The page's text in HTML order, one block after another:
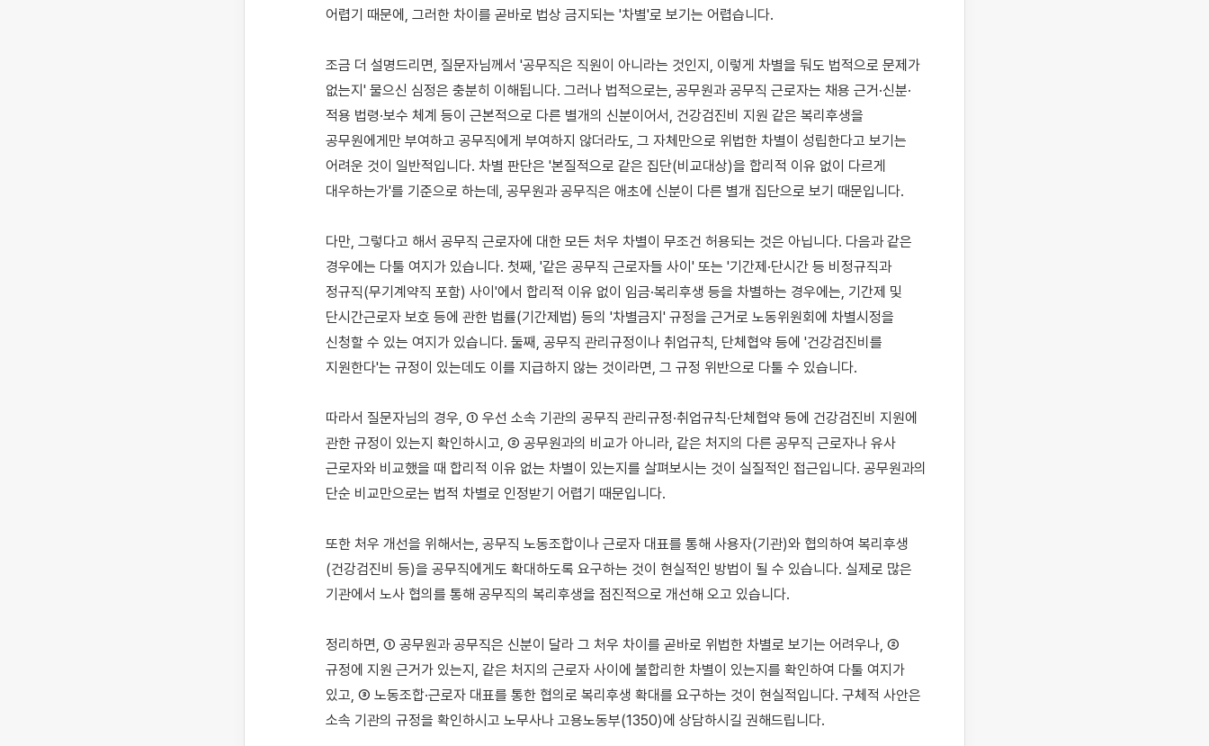
어렵기 때문에, 그러한 차이를 곧바로 법상 금지되는 '차별'로 보기는 어렵습니다.
조금 더 설명드리면, 질문자님께서 '공무직은 직원이 아니라는 것인지, 이렇게 차별을 둬도 법적으로 문제가
없는지' 물으신 심정은 충분히 이해됩니다. 그러나 법적으로는, 공무원과 공무직 근로자는 채용 근거·신분·
적용 법령·보수 체계 등이 근본적으로 다른 별개의 신분이어서, 건강검진비 지원 같은 복리후생을
공무원에게만 부여하고 공무직에게 부여하지 않더라도, 그 자체만으로 위법한 차별이 성립한다고 보기는
어려운 것이 일반적입니다. 차별 판단은 '본질적으로 같은 집단(비교대상)을 합리적 이유 없이 다르게
대우하는가'를 기준으로 하는데, 공무원과 공무직은 애초에 신분이 다른 별개 집단으로 보기 때문입니다.
다만, 그렇다고 해서 공무직 근로자에 대한 모든 처우 차별이 무조건 허용되는 것은 아닙니다. 다음과 같은
경우에는 다툴 여지가 있습니다. 첫째, '같은 공무직 근로자들 사이' 또는 '기간제·단시간 등 비정규직과
정규직(무기계약직 포함) 사이'에서 합리적 이유 없이 임금·복리후생 등을 차별하는 경우에는, 기간제 및
단시간근로자 보호 등에 관한 법률(기간제법) 등의 '차별금지' 규정을 근거로 노동위원회에 차별시정을
신청할 수 있는 여지가 있습니다. 둘째, 공무직 관리규정이나 취업규칙, 단체협약 등에 '건강검진비를
지원한다'는 규정이 있는데도 이를 지급하지 않는 것이라면, 그 규정 위반으로 다툴 수 있습니다.
따라서 질문자님의 경우, ① 우선 소속 기관의 공무직 관리규정·취업규칙·단체협약 등에 건강검진비 지원에
관한 규정이 있는지 확인하시고, ② 공무원과의 비교가 아니라, 같은 처지의 다른 공무직 근로자나 유사
근로자와 비교했을 때 합리적 이유 없는 차별이 있는지를 살펴보시는 것이 실질적인 접근입니다. 공무원과의
단순 비교만으로는 법적 차별로 인정받기 어렵기 때문입니다.
또한 처우 개선을 위해서는, 공무직 노동조합이나 근로자 대표를 통해 사용자(기관)와 협의하여 복리후생
(건강검진비 등)을 공무직에게도 확대하도록 요구하는 것이 현실적인 방법이 될 수 있습니다. 실제로 많은
기관에서 노사 협의를 통해 공무직의 복리후생을 점진적으로 개선해 오고 있습니다.
정리하면, ① 공무원과 공무직은 신분이 달라 그 처우 차이를 곧바로 위법한 차별로 보기는 어려우나, ②
규정에 지원 근거가 있는지, 같은 처지의 근로자 사이에 불합리한 차별이 있는지를 확인하여 다툴 여지가
있고, ③ 노동조합·근로자 대표를 통한 협의로 복리후생 확대를 요구하는 것이 현실적입니다. 구체적 사안은
소속 기관의 규정을 확인하시고 노무사나 고용노동부(1350)에 상담하시길 권해드립니다.